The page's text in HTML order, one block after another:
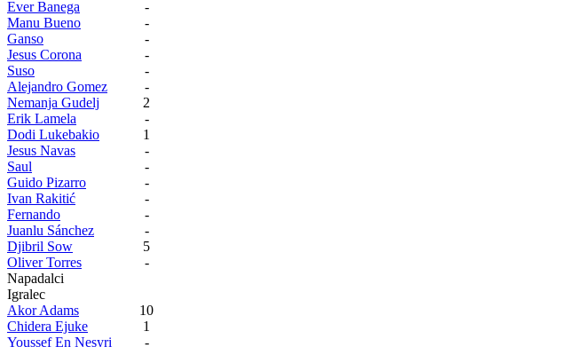
Ever Banega
-
Manu Bueno
-
Ganso
-
Jesus Corona
-
Suso
-
Alejandro Gomez
-
Nemanja Gudelj
2
Erik Lamela
-
Dodi Lukebakio
1
Jesus Navas
-
Saul
-
Guido Pizarro
-
Ivan Rakitić
-
Fernando
-
Juanlu Sánchez
-
Djibril Sow
5
Oliver Torres
-
Napadalci
Igralec
Akor Adams
10
Chidera Ejuke
1
Youssef En Nesyri
-